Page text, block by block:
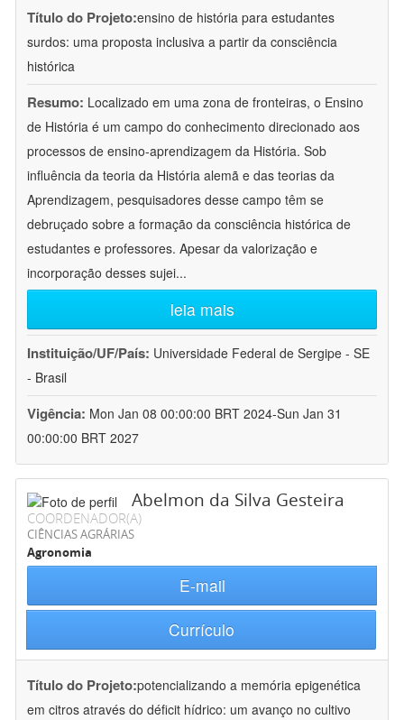
Título do Projeto:ensino de história para estudantes
surdos: uma proposta inclusiva a partir da consciência
histórica
Resumo: Localizado em uma zona de fronteiras, o Ensino
de História é um campo do conhecimento direcionado aos
processos de ensino-aprendizagem da História. Sob
influência da teoria da História alemã e das teorias da
Aprendizagem, pesquisadores desse campo têm se
debruçado sobre a formação da consciência histórica de
estudantes e professores. Apesar da valorização e
incorporação desses sujei...
leia mais
Instituição/UF/País: Universidade Federal de Sergipe - SE
- Brasil
Vigência: Mon Jan 08 00:00:00 BRT 2024-Sun Jan 31
00:00:00 BRT 2027
Abelmon da Silva Gesteira
COORDENADOR(A)
CIÊNCIAS AGRÁRIAS
Agronomia
E-mail
Currículo
Título do Projeto:potencializando a memória epigenética
em citros através do déficit hídrico: um avanço no cultivo